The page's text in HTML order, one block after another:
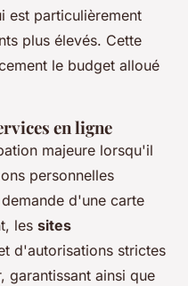
est particulièrement
plus élevés. Cette
le budget alloué
en ligne
majeure lorsqu'il
personnelles
d'une carte
les sites
d'autorisations strictes
garantissant ainsi que